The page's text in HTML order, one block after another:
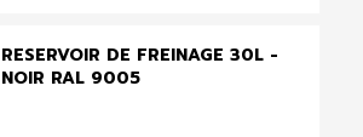
RESERVOIR DE FREINAGE 30L -
NOIR RAL 9005